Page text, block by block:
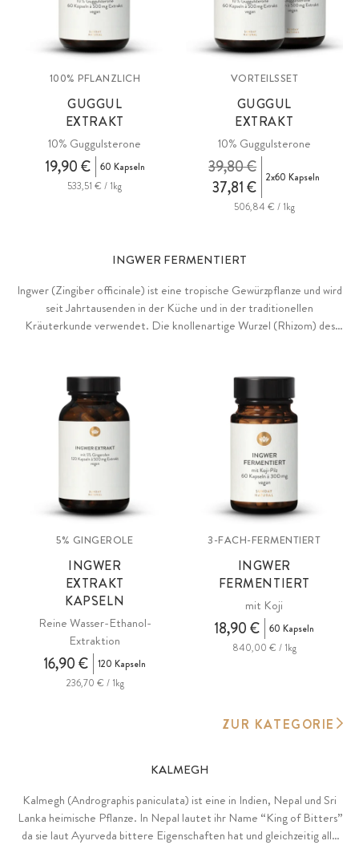
100% PFLANZLICH
GUGGUL
EXTRAKT
10% Guggulsterone
19,90 €
60 Kapseln
533,51 € / 1kg
VORTEILSSET
GUGGUL
EXTRAKT
10% Guggulsterone
37,81 €
39,80 € 2x60 Kapseln
506,84 € / 1kg
INGWER FERMENTIERT
Ingwer (Zingiber officinale) ist eine tropische Gewürzpflanze und wird
seit Jahrtausenden in der Küche und in der traditionellen
Kräuterkunde verwendet. Die knollenartige Wurzel (Rhizom) des
typischen Geschmack der Knolle verantwortlich sind.
5% GINGEROLE
INGWER
EXTRAKT
KAPSELN
Reine Wasser-Ethanol-
Extraktion
16,90 €
120 Kapseln
236,70 € / 1kg
3-FACH-FERMENTIERT
INGWER
FERMENTIERT
mit Koji
18,90 €
60 Kapseln
840,00 € / 1kg
ZUR KATEGORIE
KALMEGH
Kalmegh (Andrographis paniculata) ist eine in Indien, Nepal und Sri
Lanka heimische Pflanze. In Nepal lautet ihr Name “King of Bitters”
da sie laut Ayurveda bittere Eigenschaften hat und gleichzeitig alle